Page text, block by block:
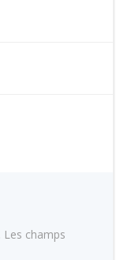
Les champs